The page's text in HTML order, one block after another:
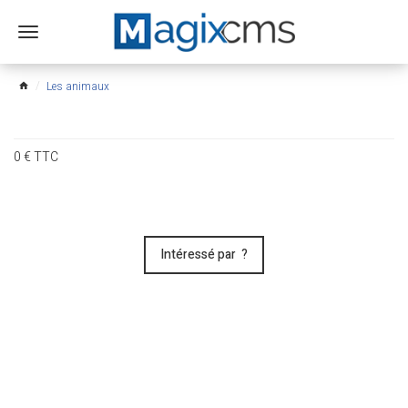
Ouvrir
menu
home Les animaux
0€TTC
Intéressé par ?